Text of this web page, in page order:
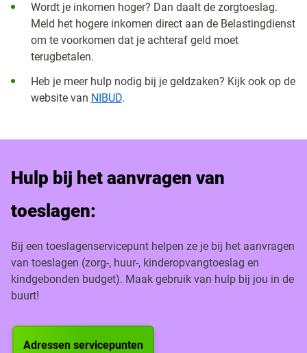
Wordt je inkomen hoger? Dan daalt de zorgtoeslag.
Meld het hogere inkomen direct aan de Belastingdienst
om te voorkomen dat je achteraf geld moet
terugbetalen.
Heb je meer hulp nodig bij je geldzaken? Kijk ook op de
website van NIBUD.
Hulp bij het aanvragen van
toeslagen:
Bij een toeslagenservicepunt helpen ze je bij het aanvragen
van toeslagen (zorg-, huur-, kinderopvangtoeslag en
kindgebonden budget). Maak gebruik van hulp bij jou in de
buurt!
Adressen servicepunten